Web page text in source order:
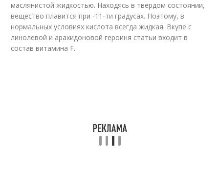
маслянистой жидкостью. Находясь в твердом состоянии,
вещество плавится при -11-ти градусах. Поэтому, в
нормальных условиях кислота всегда жидкая. Вкупе с
линолевой и арахидоновой героиня статьи входит в
состав витамина F.